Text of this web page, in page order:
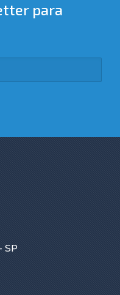
para
SP